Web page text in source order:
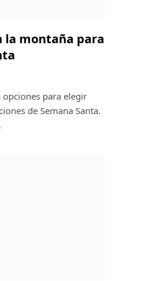
la montaña para
opciones para elegir
de Semana Santa.